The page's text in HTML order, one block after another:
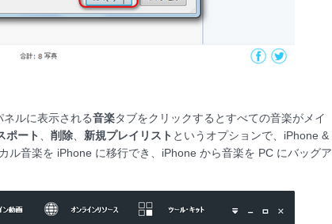
ルに表示される音楽タブをクリックするとすべての音楽がメイ
ポート 削除 新規プレイリスト というオプションで、iPhone &
ル音楽を iPhone に移行でき、iPhone から音楽を PC にバッグア